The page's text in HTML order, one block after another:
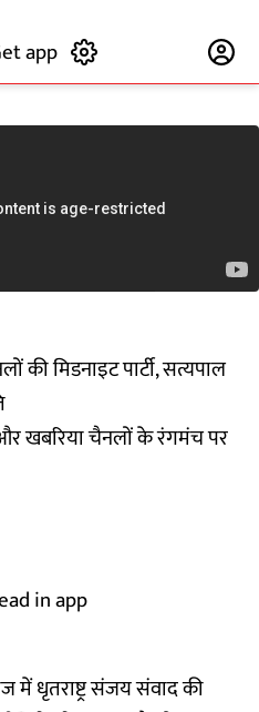
app
की मिडनाइट पार्टी, सत्यपाल
खबरिया चैनलों के रंगमंच पर
in app
धृतराष्ट्र संजय संवाद की